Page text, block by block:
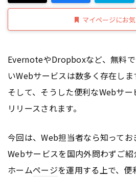
マイページにお
EvernoteやDropboxなど、無料
いWebサービスは数多く存在しま
そして、そうした便利なWebサ
リリースされます。
今回は、Web担当者なら知って
Webサービスを国内外問わずご紹
ホームページを運用する上で、